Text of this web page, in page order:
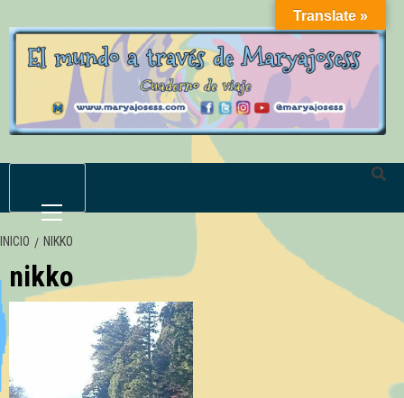
al
contenido
primario
INICIO NIKKO
nikko
Translate »